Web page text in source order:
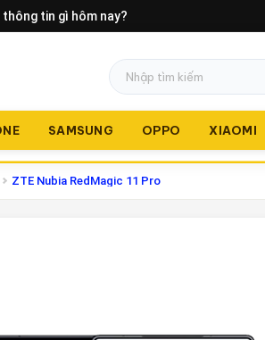
thông tin gì hôm nay?
SAMSUNG OPPO XIAOMI
ZTE Nubia RedMagic 11 Pro